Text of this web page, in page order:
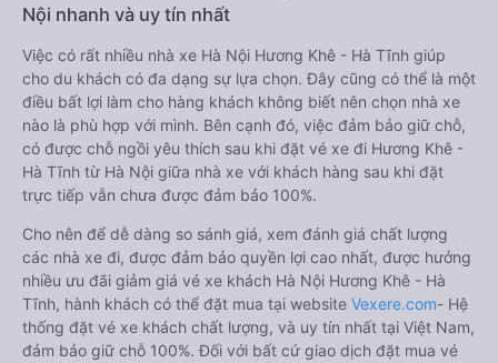
Nội nhanh và uy tín nhất
Việc có rất nhiều nhà xe Hà Nội Hương Khê - Hà Tĩnh giúp
cho du khách có đa dạng sự lựa chọn. Đây cũng có thể là một
điều bất lợi làm cho hàng khách không biết nên chọn nhà xe
nào là phù hợp với mình. Bên cạnh đó, việc đảm bảo giữ chỗ,
có được chỗ ngồi yêu thích sau khi đặt vé xe đi Hương Khê -
Hà Tĩnh từ Hà Nội giữa nhà xe với khách hàng sau khi đặt
trực tiếp vẫn chưa được đảm bảo 100%.
Cho nên để dễ dàng so sánh giá, xem đánh giá chất lượng
các nhà xe đi, được đảm bảo quyền lợi cao nhất, được hưởng
nhiều ưu đãi giảm giá vé xe khách Hà Nội Hương Khê - Hà
Tĩnh, hành khách có thể đặt mua tại website Vexere.com- Hệ
thống đặt vé xe khách chất lượng, và uy tín nhất tại Việt Nam,
đảm bảo giữ chỗ 100%. Đối với bất cứ giao dịch đặt mua vé